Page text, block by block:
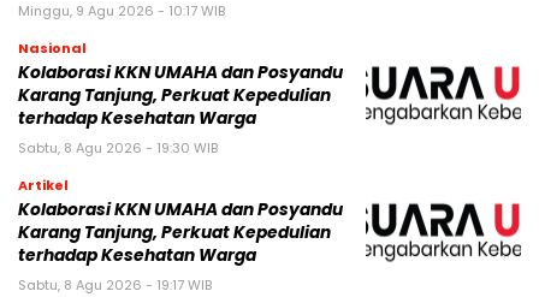
Minggu, 9 Agu 2026 - 10:17 WIB
Nasional
Kolaborasi KKN UMAHA dan Posyandu
Karang Tanjung, Perkuat Kepedulian
terhadap Kesehatan Warga
Sabtu, 8 Agu 2026 - 19:30 WIB
Artikel
Kolaborasi KKN UMAHA dan Posyandu
Karang Tanjung, Perkuat Kepedulian
terhadap Kesehatan Warga
Sabtu, 8 Agu 2026 - 19:17 WIB